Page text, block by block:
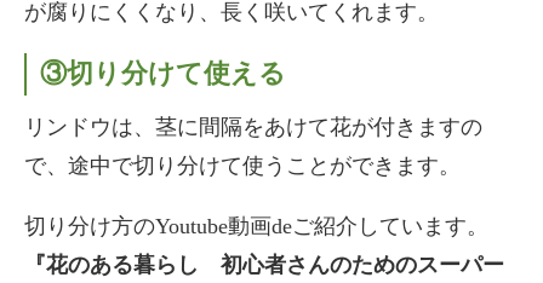
が腐りにくくなり、長く咲いてくれます。
③切り分けて使える
リンドウは、茎に間隔をあけて花が付きますの
で、途中で切り分けて使うことができます。
切り分け方のYoutube動画deご紹介しています。
『花のある暮らし 初心者さんのためのスーパー